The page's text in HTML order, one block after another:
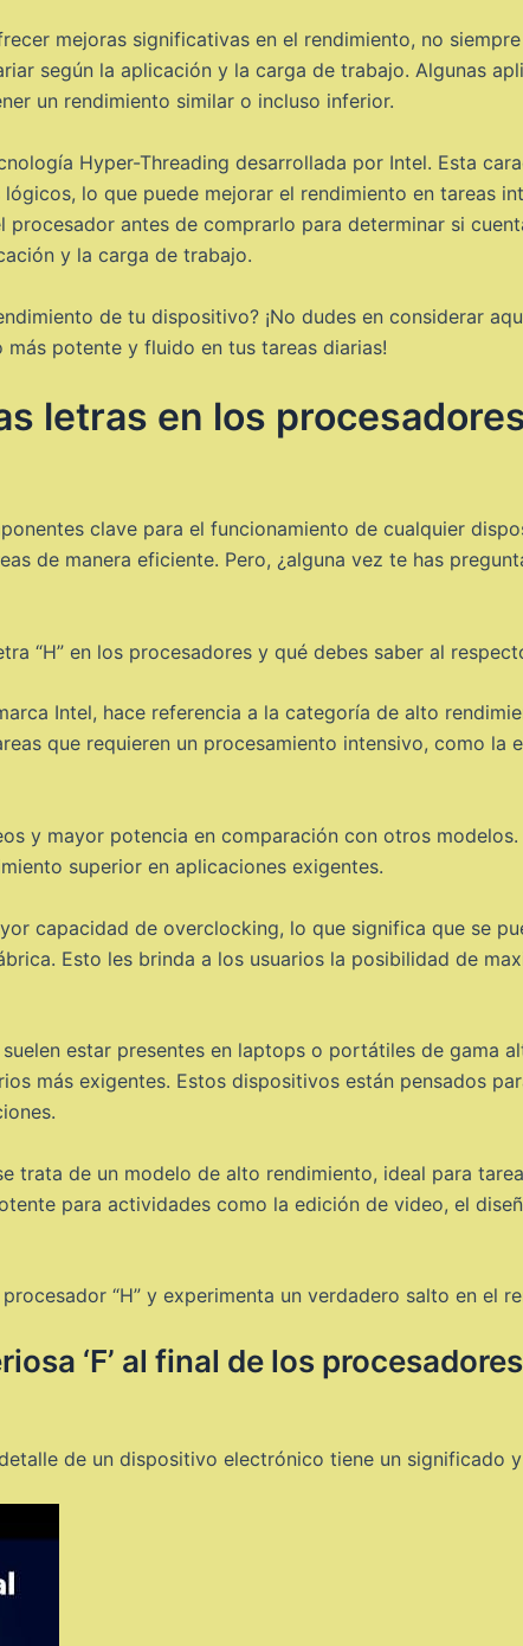
mejoras significativas en el rendimiento, no
según la aplicación y la carga de trabajo. Algunas
un rendimiento similar o incluso inferior.
Hyper-Threading desarrollada por Intel. Esta
lo que puede mejorar el rendimiento en tareas
antes de comprarlo para determinar si
y la carga de trabajo.
de tu dispositivo? ¡No dudes en considerar
potente y fluido en tus tareas diarias!
letras en los
clave para el funcionamiento de cualquier
de manera eficiente. Pero, ¿alguna vez te has
“H” en los procesadores y qué debes saber al
Intel, hace referencia a la categoría de alto
que requieren un procesamiento intensivo, como la
y mayor potencia en comparación con otros
superior en aplicaciones exigentes.
capacidad de overclocking, lo que significa que se
Esto les brinda a los usuarios la posibilidad de
estar presentes en laptops o portátiles de gama
más exigentes. Estos dispositivos están pensados
trata de un modelo de alto rendimiento, ideal para
para actividades como la edición de video, el
“H” y experimenta un verdadero salto en el
‘F’ al final de los
de un dispositivo electrónico tiene un significado